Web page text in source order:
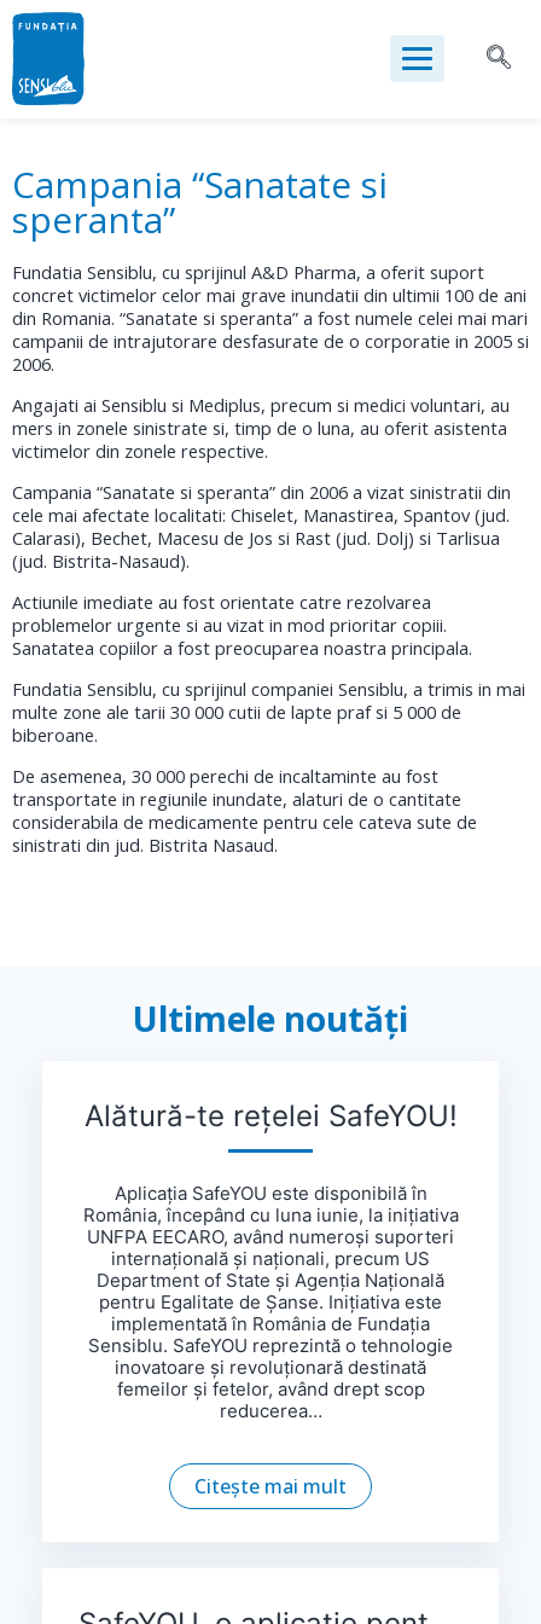
Campania “Sanatate si
speranta”
Fundatia Sensiblu, cu sprijinul A&D Pharma, a oferit suport
concret victimelor celor mai grave inundatii din ultimii 100 de ani
din Romania. “Sanatate si speranta” a fost numele celei mai mari
campanii de intrajutorare desfasurate de o corporatie in 2005 si
2006.
Angajati ai Sensiblu si Mediplus, precum si medici voluntari, au
mers in zonele sinistrate si, timp de o luna, au oferit asistenta
victimelor din zonele respective.
Campania “Sanatate si speranta” din 2006 a vizat sinistratii din
cele mai afectate localitati: Chiselet, Manastirea, Spantov (jud.
Calarasi), Bechet, Macesu de Jos si Rast (jud. Dolj) si Tarlisua
(jud. Bistrita-Nasaud).
Actiunile imediate au fost orientate catre rezolvarea
problemelor urgente si au vizat in mod prioritar copiii.
Sanatatea copiilor a fost preocuparea noastra principala.
Fundatia Sensiblu, cu sprijinul companiei Sensiblu, a trimis in mai
multe zone ale tarii 30 000 cutii de lapte praf si 5 000 de
biberoane.
De asemenea, 30 000 perechi de incaltaminte au fost
transportate in regiunile inundate, alaturi de o cantitate
considerabila de medicamente pentru cele cateva sute de
sinistrati din jud. Bistrita Nasaud.
Ultimele noutăți
Alătură-te rețelei SafeYOU!
Aplicația SafeYOU este disponibilă în
România, începând cu luna iunie, la inițiativa
UNFPA EECARO, având numeroși suporteri
internațională și naționali, precum US
Department of State și Agenția Națională
pentru Egalitate de Șanse. Inițiativa este
implementată în România de Fundația
Sensiblu. SafeYOU reprezintă o tehnologie
inovatoare și revoluționară destinată
femeilor și fetelor, având drept scop
reducerea…
Citește mai mult